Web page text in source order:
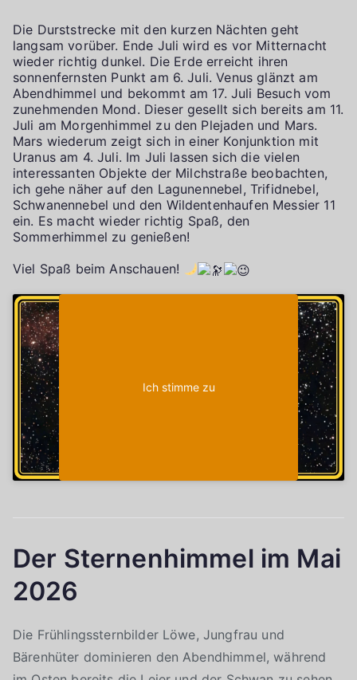
Die Durststrecke mit den kurzen Nächten geht
langsam vorüber. Ende Juli wird es vor Mitternacht
wieder richtig dunkel. Die Erde erreicht ihren
sonnenfernsten Punkt am 6. Juli. Venus glänzt am
Abendhimmel und bekommt am 17. Juli Besuch vom
zunehmenden Mond. Dieser gesellt sich bereits am 11.
Juli am Morgenhimmel zu den Plejaden und Mars.
Mars wiederum zeigt sich in einer Konjunktion mit
Uranus am 4. Juli. Im Juli lassen sich die vielen
interessanten Objekte der Milchstraße beobachten,
ich gehe näher auf den Lagunennebel, Trifidnebel,
Schwanennebel und den Wildentenhaufen Messier 11
ein. Es macht wieder richtig Spaß, den
Sommerhimmel zu genießen!
Viel Spaß beim Anschauen!
Ich stimme zu
Der Sternenhimmel im Mai
2026
Die Frühlingssternbilder Löwe, Jungfrau und
Bärenhüter dominieren den Abendhimmel, während